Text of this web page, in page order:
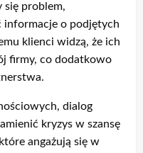
się problem,
informacje o podjętych
klienci widzą, że ich
firmy, co dodatkowo
dialog
kryzys w szansę
angażują się w